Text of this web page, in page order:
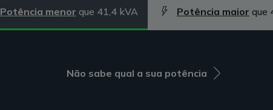
Potência menor que 41,4 kVA Potência maior que
Não sabe qual a sua potência